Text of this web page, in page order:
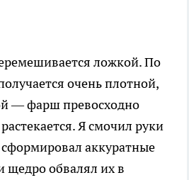
ложкой. По
очень плотной,
— фарш превосходно
Я смочил руки
аккуратные
щедро обвалял их в